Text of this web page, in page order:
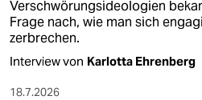
Verschwörungsideologien
Frage nach, wie man sich
zerbrechen.
Interview von Karlotta Ehrenberg
18.7.2026